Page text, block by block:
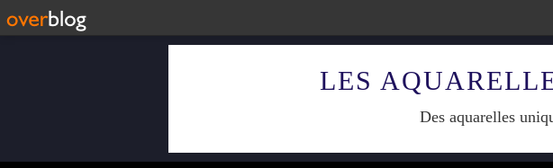
LES
Des aquarelles